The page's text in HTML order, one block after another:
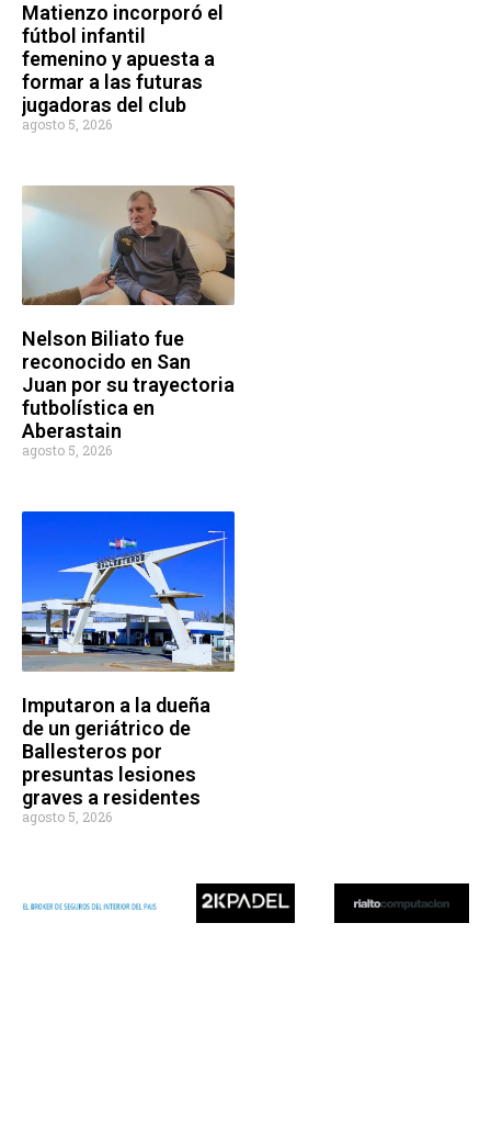
Matienzo incorporó el
fútbol infantil
femenino y apuesta a
formar a las futuras
jugadoras del club
agosto 5, 2026
Nelson Biliato fue
reconocido en San
Juan por su trayectoria
futbolística en
Aberastain
agosto 5, 2026
Imputaron a la dueña
de un geriátrico de
Ballesteros por
presuntas lesiones
graves a residentes
agosto 5, 2026